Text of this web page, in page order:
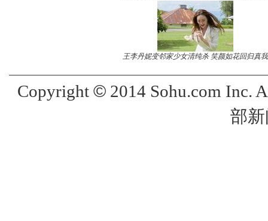
王李丹妮变邻家少女清纯杀 笑颜如花回归真我
Copyright ©2014 Sohu.com Inc.
部